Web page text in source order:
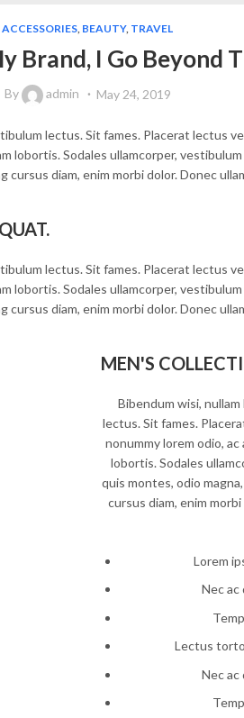
ACCESSORIES, BEAUTY, TRAVEL
Brand, I Go Beyond
By admin May 24, 2019
lectus. Sit fames. Placerat lectus
lobortis. Sodales ullamcorper,
cursus diam, enim morbi dolor. Donec
lectus. Sit fames. Placerat lectus
lobortis. Sodales ullamcorper,
cursus diam, enim morbi dolor. Donec
MEN'S
Bibendum wisi,
lectus. Sit fames.
nonummy lorem odio, ac
lobortis. Sodales
quis montes, odio
cursus diam, enim
Lorem
Nec ac
Lectus
Nec ac